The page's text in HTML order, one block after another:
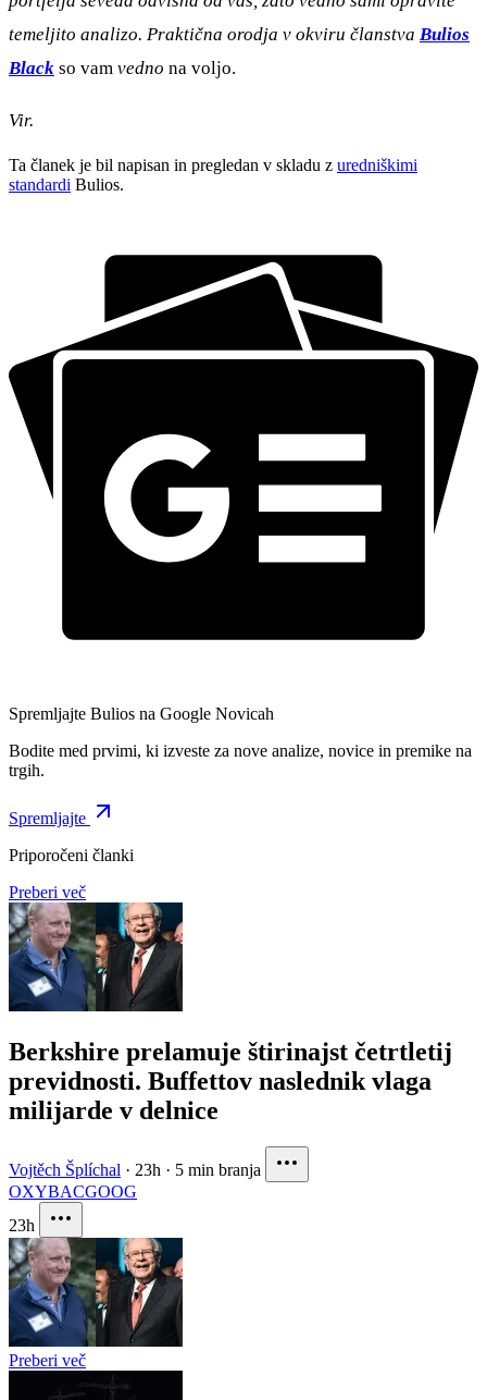
temeljito analizo. Praktična orodja v okviru članstva Bulios
Black so vam vedno na voljo.
Vir.
Ta članek je bil napisan in pregledan v skladu z uredniškimi
standardi Bulios.
Spremljajte Bulios na Google Novicah
Bodite med prvimi, ki izveste za nove analize, novice in premike na
trgih.
Spremljajte
Priporočeni članki
Preberi več
Berkshire prelamuje štirinajst četrtletij
previdnosti. Buffettov naslednik vlaga
milijarde v delnice
Vojtěch Šplíchal · 23h · 5 min branja
OXYBACGOOG
23h
Preberi več